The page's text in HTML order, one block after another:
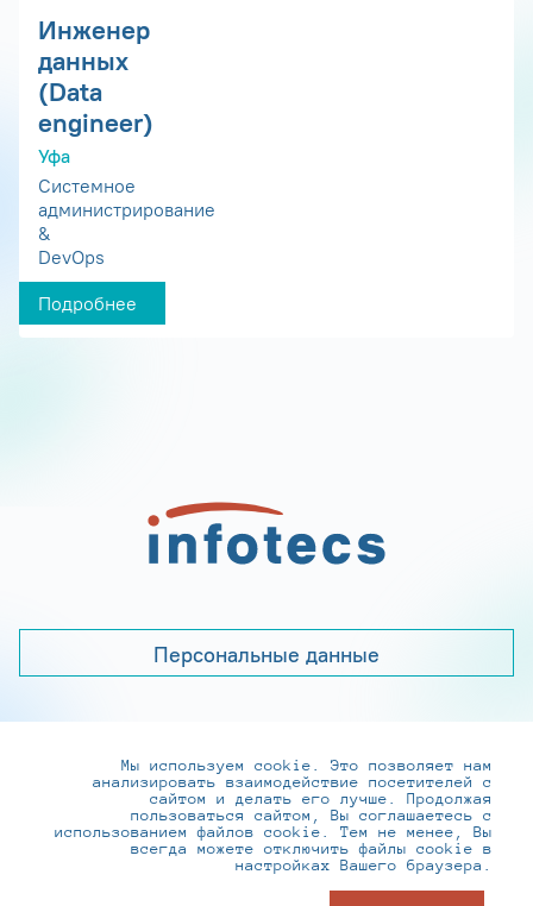
Инженер
данных
(Data
engineer)
Уфа
Системное
администрирование
&
DevOps
Подробнее
Персональные данные
+7 (495) 737-6192, 8-800-250-0-260
practice@infotecs.ru,hr@infotecs.ru
127273, г. Москва, Отрадная ул., 2Б строение 1
Мы используем cookie. Это позволяет нам
анализировать взаимодействие посетителей с
сайтом и делать его лучше. Продолжая
пользоваться сайтом, Вы соглашаетесь с
использованием файлов cookie. Тем не менее, Вы
всегда можете отключить файлы cookie в
настройках Вашего браузера.